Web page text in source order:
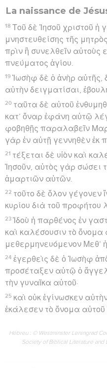
La naissance de
18 Τοῦ δὲ Ἰησοῦ χριστοῦ ἡ
μνηστευθείσης τῆς
πρὶν ἢ συνελθεῖν αὐτοὺς
πνεύματος ἁγίου.
19 Ἰωσὴφ δὲ ὁ ἀνὴρ αὐτῆς,
αὐτὴν δειγματίσαι,
20 ταῦτα δὲ αὐτοῦ
κατ’ ὄναρ ἐφάνη αὐτῷ
φοβηθῇς παραλαβεῖν
γὰρ ἐν αὐτῇ γεννηθὲν ἐκ
21 τέξεται δὲ υἱὸν καὶ
Ἰησοῦν, αὐτὸς γὰρ σώσει
ἁμαρτιῶν αὐτῶν.
22 τοῦτο δὲ ὅλον γέγονεν
κυρίου διὰ τοῦ προφήτου
23 Ἰδοὺ ἡ παρθένος ἐν
καὶ καλέσουσιν τὸ ὄνομα
μεθερμηνευόμενον Μεθ’
24 ἐγερθεὶς δὲ ὁ Ἰωσὴφ
προσέταξεν αὐτῷ ὁ
τὴν γυναῖκα αὐτοῦ·
25 καὶ οὐκ ἐγίνωσκεν
ἐκάλεσεν τὸ ὄνομα αὐτοῦ
Hébreu : © Westminster Leningrad
Society of Biblical Literature